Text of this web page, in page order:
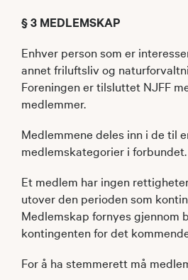
§ 3 MEDLEMSKAP
Enhver person som er
annet friluftsliv og
Foreningen er tilsluttet NJFF
medlemmer.
Medlemmene deles inn i de til
medlemskategorier i forbundet.
Et medlem har ingen
utover den perioden som
Medlemskap fornyes gjennom
kontingenten for det
For å ha stemmerett må